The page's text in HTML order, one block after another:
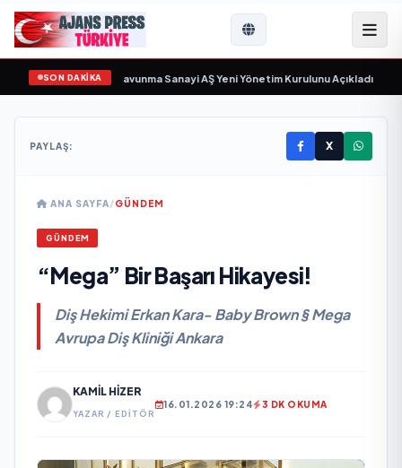
SON DAKİKA
• Açıkgöz Savunma Sanayi AŞ Yeni Yönetim Kurulunu Açıkladı ve
PAYLAŞ: X
ANA SAYFA/GÜNDEM
GÜNDEM
“Mega” Bir Başarı Hikayesi!
Diş Hekimi Erkan Kara- Baby Brown § Mega
Avrupa Diş Kliniği Ankara
KAMIL HIZER
YAZAR / EDITÖR
16.01.2026 19:24 3 DK OKUMA